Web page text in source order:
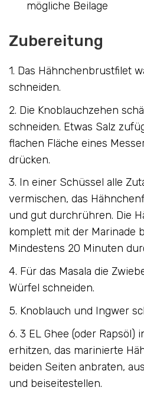
mögliche Beilage
Zubereitung
1. Das Hähnchenbrustfilet
schneiden.
2. Die Knoblauchzehen
schneiden. Etwas Salz
flachen Fläche eines
drücken.
3. In einer Schüssel alle
vermischen, das
und gut durchrühren. Die
komplett mit der Marinade
Mindestens 20 Minuten
4. Für das Masala die
Würfel schneiden.
5. Knoblauch und Ingwer
6. 3 EL Ghee (oder Rapsöl)
erhitzen, das marinierte
beiden Seiten anbraten,
und beiseitestellen.